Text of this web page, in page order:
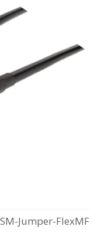
Jumper-FlexMF